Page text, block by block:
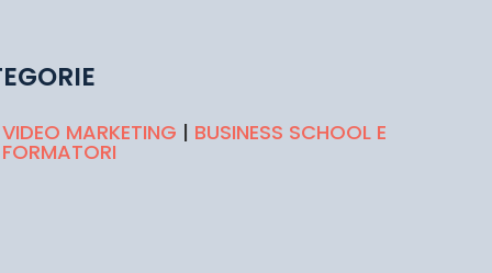
VIDEO MARKETING | BUSINESS SCHOOL E
FORMATORI